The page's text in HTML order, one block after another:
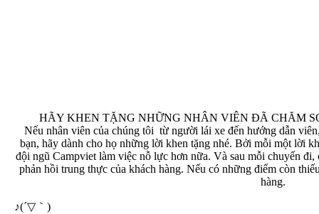
HÃY KHEN TẶNG NHỮNG NHÂN VIÊN ĐÃ CHĂM
Nếu nhân viên của chúng tôi từ người lái xe đến hướng dẫn
bạn, hãy dành cho họ những lời khen tặng nhé. Bởi mỗi một lời
đội ngũ Campviet làm việc nỗ lực hơn nữa. Và sau mỗi chuyến
phản hồi trung thực của khách hàng. Nếu có những điểm còn
hàng.
♪(´▽｀)